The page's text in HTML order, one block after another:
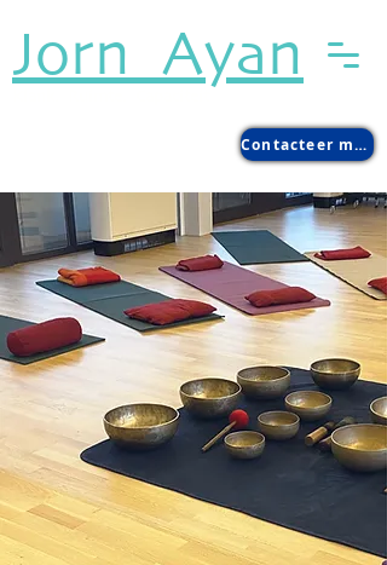
Jorn Ayan
Contacteer me >